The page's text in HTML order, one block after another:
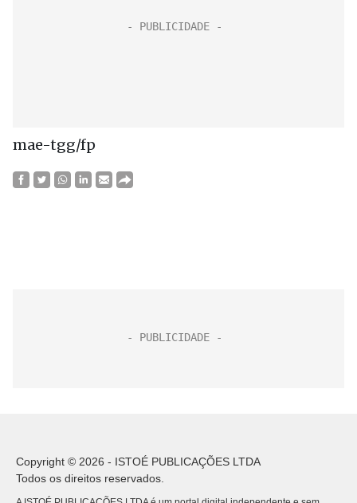
mae-tgg/fp
Copyright © 2026 - ISTOÉ PUBLICAÇÕES LTDA
Todos os direitos reservados.